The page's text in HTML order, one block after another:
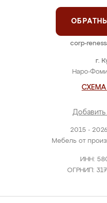
2015 -
Мебель от
ИНН:
ОГРНИП:
г.
Наро-
СХЕМА
Добавить
corp-